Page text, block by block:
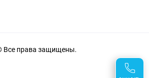
Все права защищены.